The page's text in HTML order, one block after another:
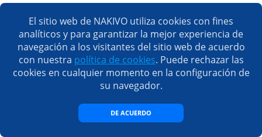
El sitio web de NAKIVO utiliza cookies con fines
analíticos y para garantizar la mejor experiencia de
navegación a los visitantes del sitio web de acuerdo
con nuestra política de cookies. Puede rechazar las
cookies en cualquier momento en la configuración de
su navegador.
DE ACUERDO